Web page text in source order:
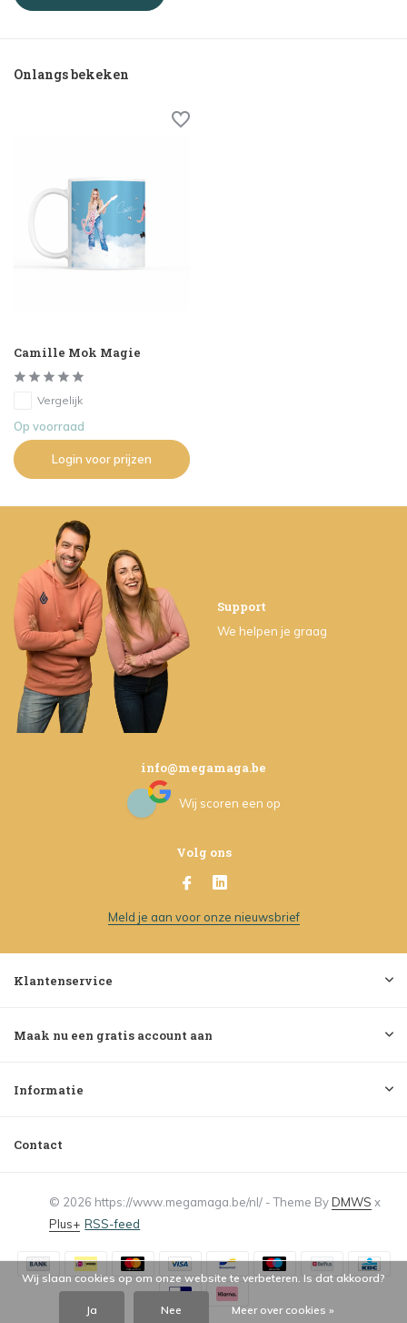
Onlangs bekeken
Camille Mok Magie
Vergelijk
Op voorraad
Login voor prijzen
Support
We helpen je graag
info@megamaga.be
Wij scoren een op
Volg ons
Meld je aan voor onze nieuwsbrief
Klantenservice
Maak nu een gratis account aan
Informatie
Contact
© 2026 https://www.megamaga.be/nl/ - Theme ByDMWS x
Plus+ RSS-feed
Wij slaan cookies op om onze website te verbeteren. Is dat akkoord?
Ja Nee Meer over cookies »